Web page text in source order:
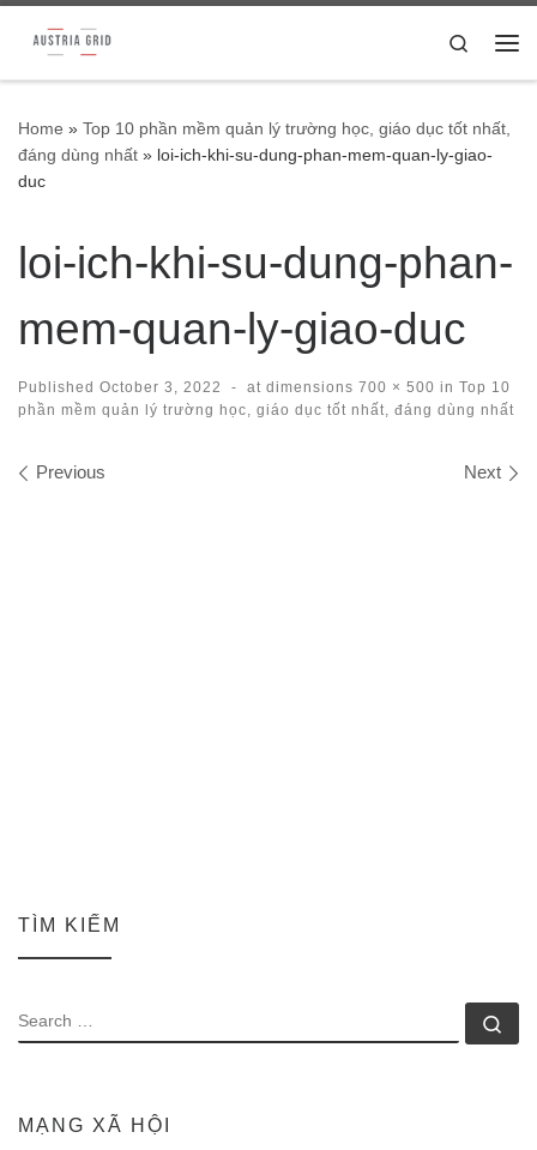
Skip to content
Search
Home » Top 10 phần mềm quản lý trường học, giáo dục tốt nhất,
đáng dùng nhất » loi-ich-khi-su-dung-phan-mem-quan-ly-giao-
duc
loi-ich-khi-su-dung-phan-
mem-quan-ly-giao-duc
Published October 3, 2022 - at dimensions 700 × 500 in Top 10
phần mềm quản lý trường học, giáo dục tốt nhất, đáng dùng nhất
Images navigation
Previous Next
TÌM KIẾM
SEARCH
MẠNG XÃ HỘI